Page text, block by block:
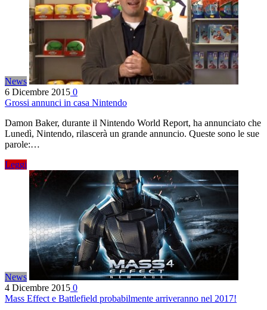
News
6 Dicembre 2015 0
Grossi annunci in casa Nintendo
Damon Baker, durante il Nintendo World Report, ha annunciato che
Lunedì, Nintendo, rilascerà un grande annuncio. Queste sono le sue
parole:…
Leggi
News
4 Dicembre 2015 0
Mass Effect e Battlefield probabilmente arriveranno nel 2017!